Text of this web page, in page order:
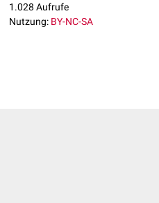
1.028 Aufrufe
Nutzung: BY-NC-SA